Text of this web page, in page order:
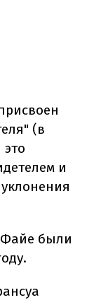
(в
и
Файе были